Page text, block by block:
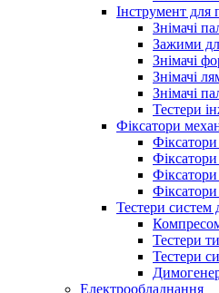
Інструмент для
Знімачі
Зажими
Знімачі
Знімачі
Знімачі
Тестери
Фіксатори
Фіксатори
Тестери систем
Тестери
Тестери
Електрообладнання